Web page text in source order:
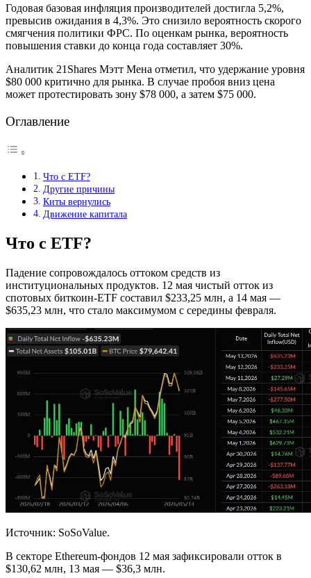
Годовая базовая инфляция производителей достигла 5,2%,
превысив ожидания в 4,3%. Это снизило вероятность скорого
смягчения политики ФРС. По оценкам рынка, вероятность
повышения ставки до конца года составляет 30%.
Аналитик 21Shares Мэтт Мена отметил, что удержание уровня
$80 000 критично для рынка. В случае пробоя вниз цена
может протестировать зону $78 000, а затем $75 000.
Оглавление
Что с ETF?
Другие причины
Киты вернулись
Движение капитала
Что с ETF?
Падение сопровождалось оттоком средств из
институциональных продуктов. 12 мая чистый отток из
спотовых биткоин-ETF составил $233,25 млн, а 14 мая —
$635,23 млн, что стало максимумом с середины февраля.
Источник: SoSoValue.
В секторе Ethereum-фондов 12 мая зафиксировали отток в
$130,62 млн, 13 мая — $36,3 млн.